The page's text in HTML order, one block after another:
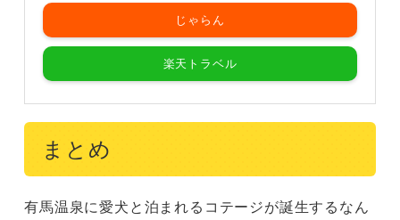
じゃらん
楽天トラベル
まとめ
有馬温泉に愛犬と泊まれるコテージが誕生するなん